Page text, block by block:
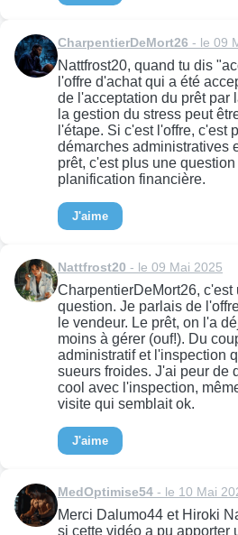
CharpentierDeMort26 - le 09
Nattfrost20, quand tu dis
l'offre d'achat qui a été
de l'acceptation du prêt par
la gestion du stress peut
l'étape. Si c'est l'offre, c'est
démarches administratives
prêt, c'est plus une
planification financière.
J'aime
Nattfrost20 - le 09 Mai 2025
CharpentierDeMort26, c'est
question. Je parlais de
le vendeur. Le prêt, on l'a
moins à gérer (ouf!). Du
administratif et l'inspection
sueurs froides. J'ai peur de
cool avec l'inspection,
visite qui semblait ok.
J'aime
MedOptimise54 - le 10 Mai
Merci Dalumo44 et Hiroki
si cette vidéo a pu apporter